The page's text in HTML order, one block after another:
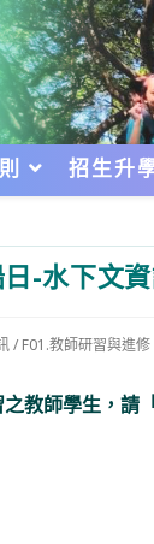
招生升
-水下文
/ F01.教師研習與進修
教師學生，